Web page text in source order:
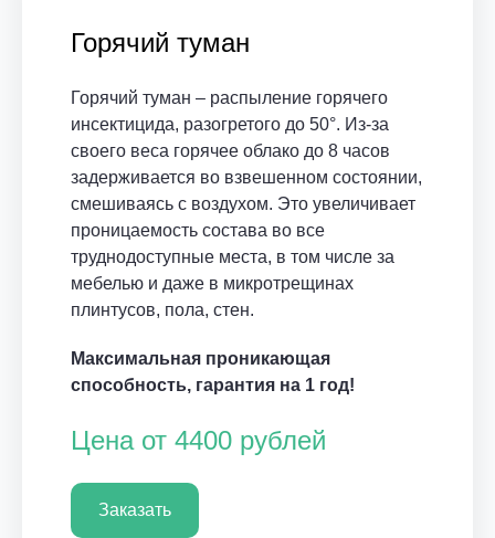
Горячий туман
Горячий туман – распыление горячего
инсектицида, разогретого до 50°. Из-за
своего веса горячее облако до 8 часов
задерживается во взвешенном состоянии,
смешиваясь с воздухом. Это увеличивает
проницаемость состава во все
труднодоступные места, в том числе за
мебелью и даже в микротрещинах
плинтусов, пола, стен.
Максимальная проникающая
способность, гарантия на 1 год!
Цена от 4400 рублей
Заказать